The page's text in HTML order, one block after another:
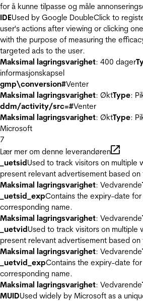
for å kunne tilpasse og måle
IDEUsed by Google DoubleClick to
user's actions after viewing or clicking
with the purpose of measuring the
targeted ads to the user.
Maksimal lagringsvarighet: 400 dager
informasjonskapsel
gmp\conversion#Venter
Maksimal lagringsvarighet: ØktType:
ddm/activity/src=#Venter
Maksimal lagringsvarighet: ØktType:
Microsoft
7
Lær mer om denne leverandøren
_uetsidUsed to track visitors on multiple
present relevant advertisement based
Maksimal lagringsvarighet: Vedvarende
_uetsid_expContains the expiry-date
corresponding name.
Maksimal lagringsvarighet: Vedvarende
_uetvidUsed to track visitors on multiple
present relevant advertisement based
Maksimal lagringsvarighet: Vedvarende
_uetvid_expContains the expiry-date
corresponding name.
Maksimal lagringsvarighet: Vedvarende
MUIDUsed widely by Microsoft as a